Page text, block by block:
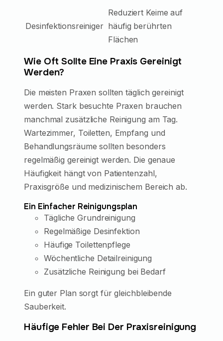
Desinfektionsreiniger
Reduziert Keime auf
häufig berührten
Flächen
Wie Oft Sollte Eine Praxis Gereinigt
Werden?
Die meisten Praxen sollten täglich gereinigt
werden. Stark besuchte Praxen brauchen
manchmal zusätzliche Reinigung am Tag.
Wartezimmer, Toiletten, Empfang und
Behandlungsräume sollten besonders
regelmäßig gereinigt werden. Die genaue
Häufigkeit hängt von Patientenzahl,
Praxisgröße und medizinischem Bereich ab.
Ein Einfacher Reinigungsplan
Tägliche Grundreinigung
Regelmäßige Desinfektion
Häufige Toilettenpflege
Wöchentliche Detailreinigung
Zusätzliche Reinigung bei Bedarf
Ein guter Plan sorgt für gleichbleibende
Sauberkeit.
Häufige Fehler Bei Der Praxisreinigung